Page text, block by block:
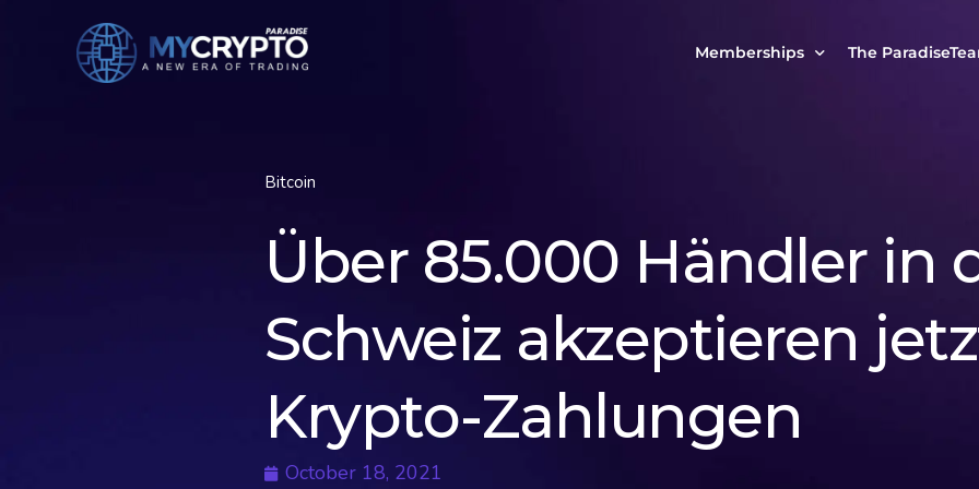
Memberships
PRO Paradiser
MCP MasterClass
ParadiseFamilyVIP Crypto
The
ParadiseFamilyVIPs
Bitcoin
Über 85.000 Händler in
Schweiz akzeptieren
Krypto-Zahlungen
October 18, 2021